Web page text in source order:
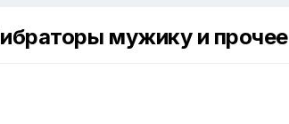
мужику и прочее